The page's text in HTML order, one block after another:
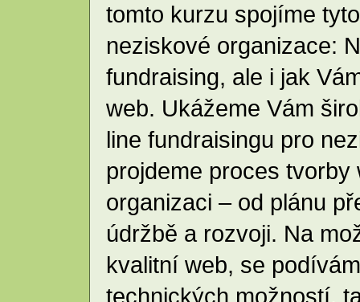
tomto kurzu spojíme
neziskové organizace:
fundraising, ale i jak
web. Ukážeme Vám
line fundraisingu pro
projdeme proces
organizaci – od plánu
údržbě a rozvoji. Na
kvalitní web, se
technických možností,